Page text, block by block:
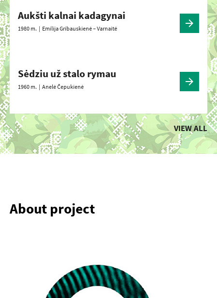
Aukšti kalnai kadagynai
1980 m. | Emilija Gribauskienė – Varnaitė
Sėdziu už stalo rymau
1960 m. | Anelė Čepukienė
VIEW ALL
About project